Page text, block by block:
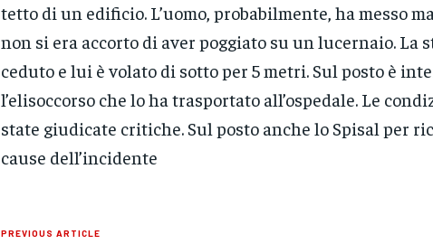
tetto di un edificio. L’uomo, probabilmente, ha messo
non si era accorto di aver poggiato su un lucernaio. La
ceduto e lui è volato di sotto per 5 metri. Sul posto è
l’elisoccorso che lo ha trasportato all’ospedale. Le
state giudicate critiche. Sul posto anche lo Spisal per
cause dell’incidente
PREVIOUS ARTICLE